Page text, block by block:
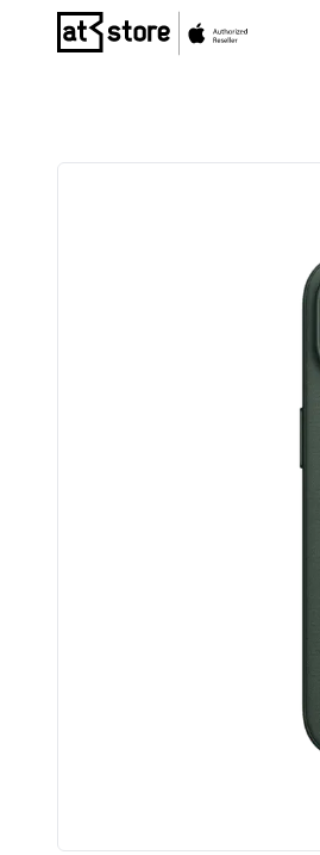
Posjetite početnu stranicu AT Store